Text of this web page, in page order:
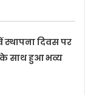
स्थापना दिवस पर
साथ हुआ भव्य